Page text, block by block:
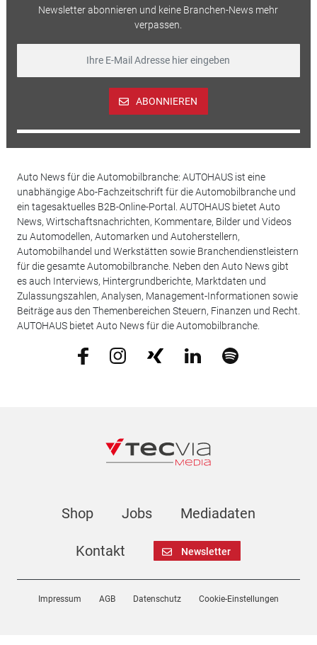
Newsletter abonnieren und keine Branchen-News mehr
verpassen.
ABONNIEREN
Auto News für die Automobilbranche: AUTOHAUS ist eine
unabhängige Abo-Fachzeitschrift für die Automobilbranche und
ein tagesaktuelles B2B-Online-Portal. AUTOHAUS bietet Auto
News, Wirtschaftsnachrichten, Kommentare, Bilder und Videos
zu Automodellen, Automarken und Autoherstellern,
Automobilhandel und Werkstätten sowie Branchendienstleistern
für die gesamte Automobilbranche. Neben den Auto News gibt
es auch Interviews, Hintergrundberichte, Marktdaten und
Zulassungszahlen, Analysen, Management-Informationen sowie
Beiträge aus den Themenbereichen Steuern, Finanzen und Recht.
AUTOHAUS bietet Auto News für die Automobilbranche.
Shop Jobs Mediadaten
Kontakt Newsletter
Impressum AGB Datenschutz Cookie-Einstellungen